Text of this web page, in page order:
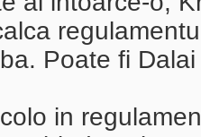
Poate fi
in